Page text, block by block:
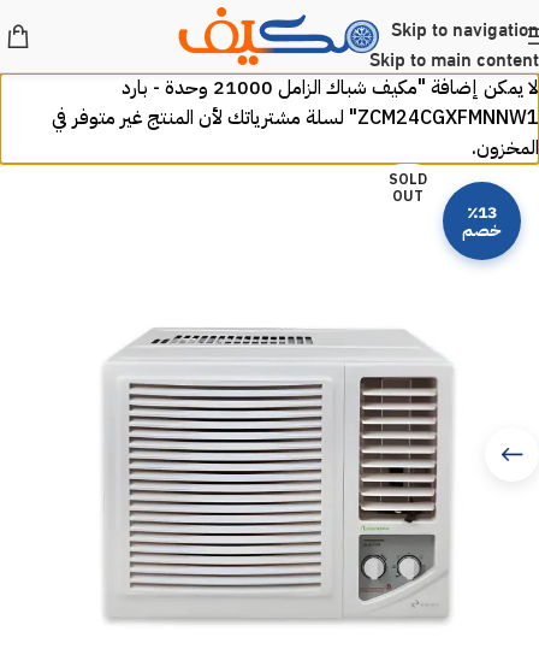
Skip to navigation
Skip to main content
لا يمكن إضافة "مكيف شباك الزامل 21000 وحدة - بارد
ZCM24CGXFMNNW1" لسلة مشترياتك لأن المنتج غير متوفر في
المخزون.
SOLD
OUT
٪13
خصم